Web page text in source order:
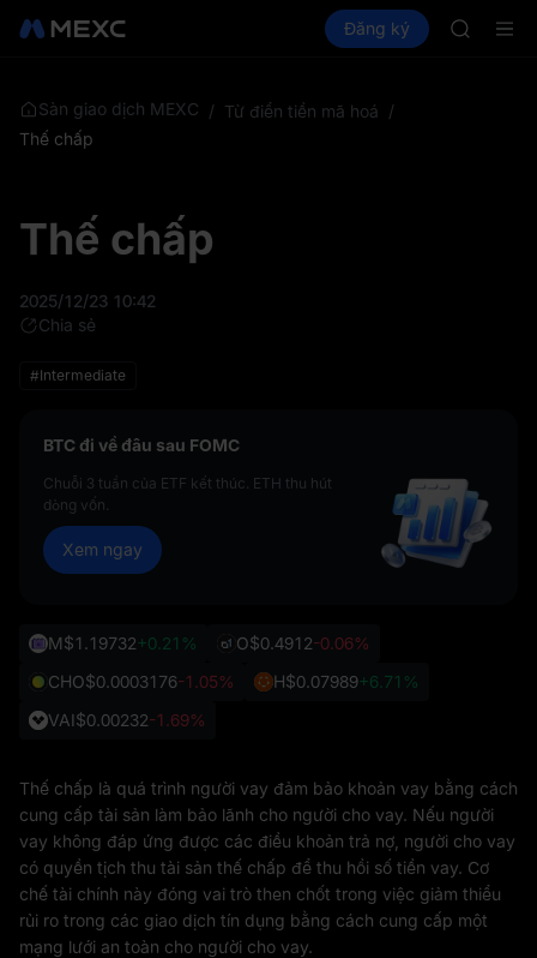
Thị trường Spot Futures PLTR
Đăng ký
BLESS
Sàn giao dịch MEXC / Từ điển tiền mã hoá /
Thế chấp
Thế chấp
2025/12/23 10:42
Chia sẻ
#Intermediate
BTC đi về đâu sau FOMC
Chuỗi 3 tuần của ETF kết thúc. ETH thu hút
dòng vốn.
Xem ngay
M$1.19732+0.21% O$0.4912-0.06%
CHO$0.0003176-1.05% H$0.07989+6.71%
VAI$0.00232-1.69%
Thế chấp là quá trình người vay đảm bảo khoản vay bằng cách
cung cấp tài sản làm bảo lãnh cho người cho vay. Nếu người
vay không đáp ứng được các điều khoản trả nợ, người cho vay
có quyền tịch thu tài sản thế chấp để thu hồi số tiền vay. Cơ
chế tài chính này đóng vai trò then chốt trong việc giảm thiểu
rủi ro trong các giao dịch tín dụng bằng cách cung cấp một
mạng lưới an toàn cho người cho vay.